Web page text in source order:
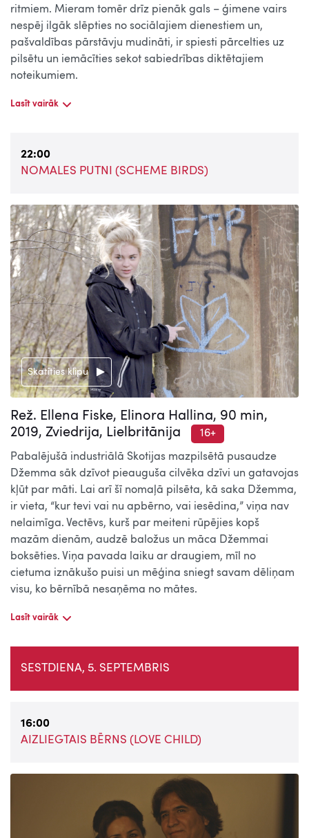
ritmiem. Mieram tomēr drīz pienāk gals – ģimene vairs
nespēj ilgāk slēpties no sociālajiem dienestiem un,
pašvaldības pārstāvju mudināti, ir spiesti pārcelties uz
pilsētu un iemācīties sekot sabiedrības diktētajiem
noteikumiem.
Lasīt vairāk
22:00
NOMALES PUTNI (SCHEME BIRDS)
Skatīties klipu
Rež. Ellena Fiske, Elinora Hallina, 90 min,
2019, Zviedrija, Lielbritānija
16+
Pabalējušā industriālā Skotijas mazpilsētā pusaudze
Džemma sāk dzīvot pieauguša cilvēka dzīvi un gatavojas
kļūt par māti. Lai arī šī nomaļā pilsēta, kā saka Džemma,
ir vieta, “kur tevi vai nu apbērno, vai iesēdina,” viņa nav
nelaimīga. Vectēvs, kurš par meiteni rūpējies kopš
mazām dienām, audzē baložus un māca Džemmai
boksēties. Viņa pavada laiku ar draugiem, mīl no
cietuma iznākušo puisi un mēģina sniegt savam dēliņam
visu, ko bērnībā nesaņēma no mātes.
Lasīt vairāk
SESTDIENA, 5. SEPTEMBRIS
16:00
AIZLIEGTAIS BĒRNS (LOVE CHILD)